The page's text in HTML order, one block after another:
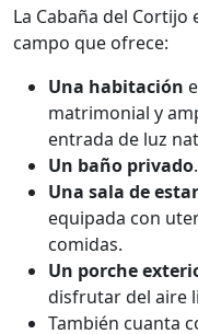
La Cabaña del
campo que ofrece:
Una habitación
matrimonial y
entrada de luz
Un baño privado.
Una sala de
equipada con
comidas.
Un porche
disfrutar del aire
También cuanta